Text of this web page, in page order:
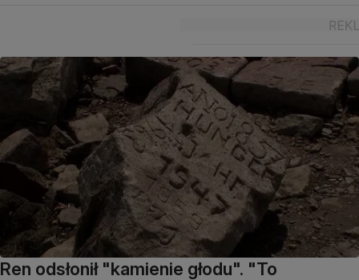
Ren odsłonił "kamienie głodu". "To